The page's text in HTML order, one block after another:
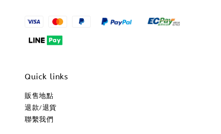
Quick links
販售地點
退款/退貨
聯繫我們